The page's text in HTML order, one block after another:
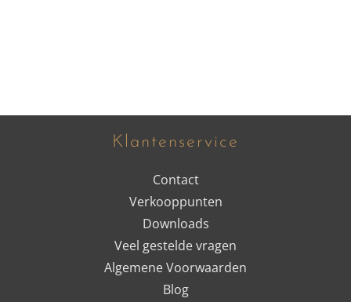
Klantenservice
Contact
Verkooppunten
Downloads
Veel gestelde vragen
Algemene Voorwaarden
Blog